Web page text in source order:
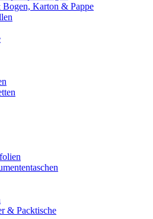
Karton & Pappe
& Packtische